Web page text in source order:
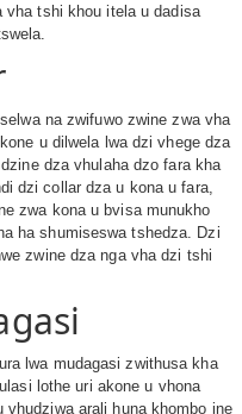
vha tshi khou itela u dadisa
na zwifuwo zwine zwa vha
u dilwela lwa dzi vhege dza
dza vhulaha dzo fara kha
dzi collar dza u kona u fara,
zwa kona u bvisa munukho
ha shumiseswa tshedza. Dzi
zwine dza nga vha dzi tshi
lwa mudagasi zwithusa kha
lothe uri akone u vhona
arali huna khombo ine